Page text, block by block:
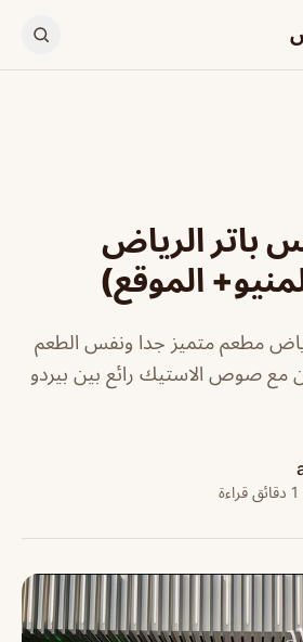
الرياض
الموقع)
مطعم متميز جدا ونفس الطعم
مع صوص الاستيك رائع بين بيردو